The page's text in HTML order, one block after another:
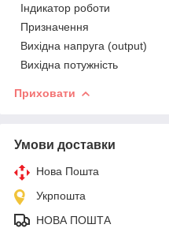
Індикатор роботи
Призначення
Вихідна напруга (output)
Вихідна потужність
Приховати
Умови доставки
Нова Пошта
Укрпошта
НОВА ПОШТА